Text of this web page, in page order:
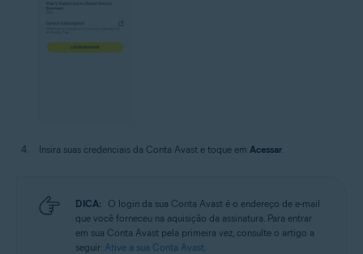
Insira suas credenciais da Conta Avast e toque em Acessar
DICA:
O login da sua Conta Avast é o endereço de e-mail
que você forneceu na aquisição da assinatura. Para entrar
em sua Conta Avast pela primeira vez, consulte o artigo a
seguir: Ative a sua Conta Avast